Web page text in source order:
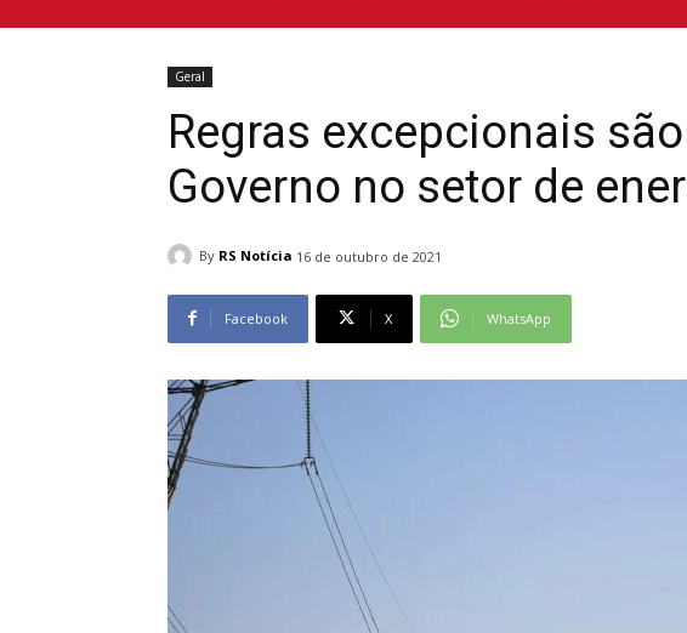
Geral
Regras excepcionais
Governo no setor de
By RS Notícia 16 de outubro de 2021
Facebook X WhatsApp